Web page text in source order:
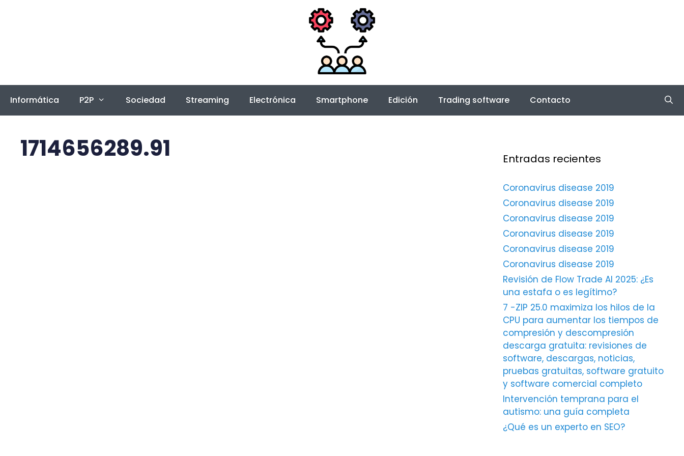
Informática P2P Sociedad Streaming Electrónica Smartphone Edición Trading software Contacto
1714656289.91 Entradas recientes
Coronavirus disease 2019
Coronavirus disease 2019
Coronavirus disease 2019
Coronavirus disease 2019
Coronavirus disease 2019
Coronavirus disease 2019
Revisión de Flow Trade AI 2025: ¿Es
una estafa o es legítimo?
7 -ZIP 25.0 maximiza los hilos de la
CPU para aumentar los tiempos de
compresión y descompresión
descarga gratuita: revisiones de
software, descargas, noticias,
pruebas gratuitas, software gratuito
y software comercial completo
Intervención temprana para el
autismo: una guía completa
¿Qué es un experto en SEO?